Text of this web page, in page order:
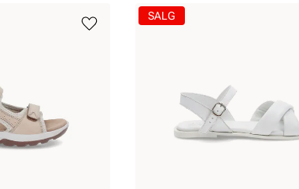
SALG